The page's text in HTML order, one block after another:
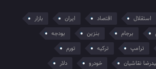
استقلال اقتصاد ایران
بازار
برجام بنزین
بودجه
ترامپ ترکیه
تورم
نقاشیان خودرو
دلار